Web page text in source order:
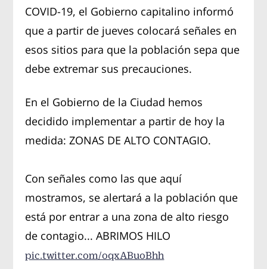
COVID-19, el Gobierno capitalino informó
que a partir de jueves colocará señales en
esos sitios para que la población sepa que
debe extremar sus precauciones.
En el Gobierno de la Ciudad hemos
decidido implementar a partir de hoy la
medida: ZONAS DE ALTO CONTAGIO.
Con señales como las que aquí
mostramos, se alertará a la población que
está por entrar a una zona de alto riesgo
de contagio... ABRIMOS HILO
pic.twitter.com/oqxABuoBhh